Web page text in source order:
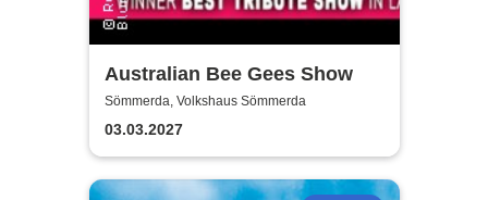
Australian Bee Gees Show
Sömmerda, Volkshaus Sömmerda
03.03.2027